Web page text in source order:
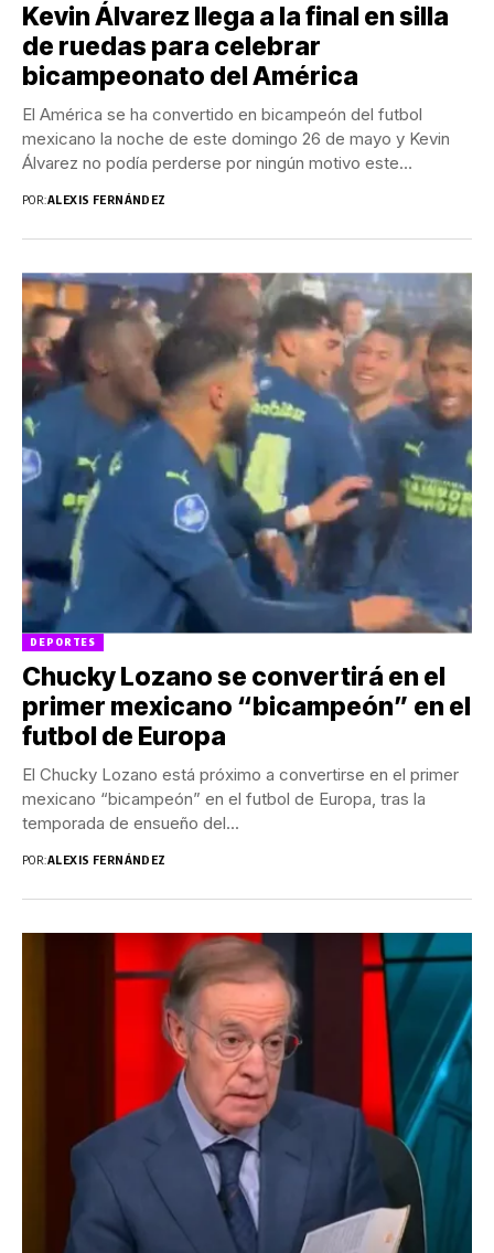
Kevin Álvarez llega a la final en silla
de ruedas para celebrar
bicampeonato del América
El América se ha convertido en bicampeón del futbol
mexicano la noche de este domingo 26 de mayo y Kevin
Álvarez no podía perderse por ningún motivo este
POR:ALEXIS FERNÁNDEZ
DEPORTES
Chucky Lozano se convertirá en el
primer mexicano “bicampeón” en el
futbol de Europa
El Chucky Lozano está próximo a convertirse en el primer
mexicano “bicampeón” en el futbol de Europa, tras la
temporada de ensueño del...
POR:ALEXIS FERNÁNDEZ